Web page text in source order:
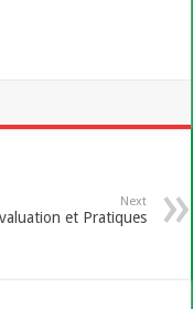
Next
et Pratiques